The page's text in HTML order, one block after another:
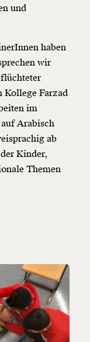
und
haben
wir
Kollege Farzad
im
Arabisch
ab
Kinder,
Themen